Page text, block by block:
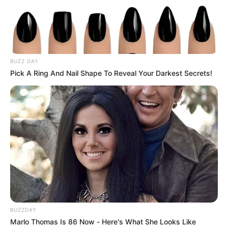
Tenemos todas las noticias que le
interesan. Para estar bien informado, por
favor, active las notificaciones de Alerta.
ACTIVAR AHORA
TEMAS DESTACADOS
CORTES DE LUZ EN BOLÍVAR
EL CARMEN DE BOLÍVAR
DUMEK TURBAY
ALCALDÍA DE CARTAGENA
YAMIL ARANA
FEMINICIDIO
BUZZ DAY
Pick A Ring And Nail Shape To Reveal Your Darkest Secrets!
BUZZDAY
Marlo Thomas Is 86 Now - Here's What She Looks Like